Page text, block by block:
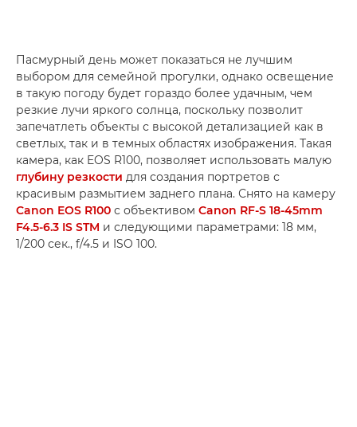
Пасмурный день может показаться не лучшим
выбором для семейной прогулки, однако освещение
в такую погоду будет гораздо более удачным, чем
резкие лучи яркого солнца, поскольку позволит
запечатлеть объекты с высокой детализацией как в
светлых, так и в темных областях изображения. Такая
камера, как EOS R100, позволяет использовать малую
глубину резкости для создания портретов с
красивым размытием заднего плана. Снято на камеру
Canon EOS R100 с объективом Canon RF-S 18-45mm
F4.5-6.3 IS STM и следующими параметрами: 18 мм,
1/200 сек., f/4.5 и ISO 100.